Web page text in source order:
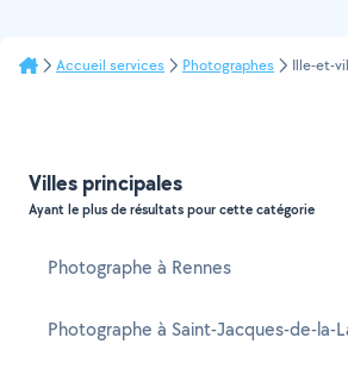
Accueil services Photographes Ille-et-
Villes principales
Ayant le plus de résultats pour cette catégorie
Photographe à Rennes
Photographe à Saint-Jacques-de-la-